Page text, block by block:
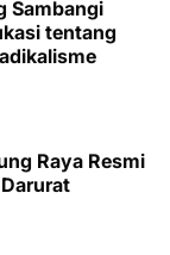
Sambangi
tentang
Raya Resmi